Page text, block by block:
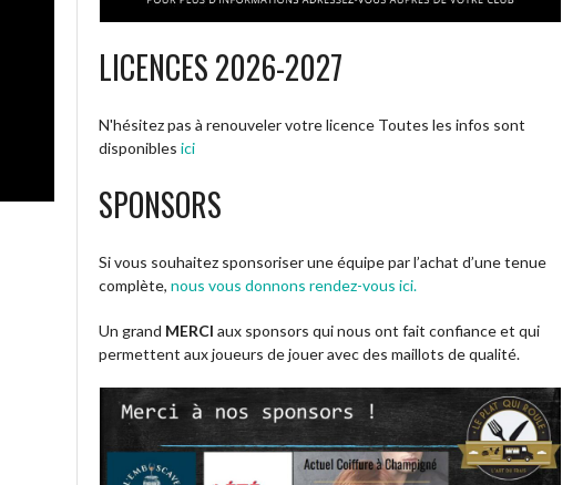
LICENCES 2026-2027
N'hésitez pas à renouveler votre licence Toutes les infos sont
disponiblesici
SPONSORS
Si vous souhaitez sponsoriser une équipe par l’achat d’une tenue
complète,nous vous donnons rendez-vous ici.
Un grand MERCIaux sponsors qui nous ont fait confiance et qui
permettent aux joueurs de jouer avec des maillots de qualité.